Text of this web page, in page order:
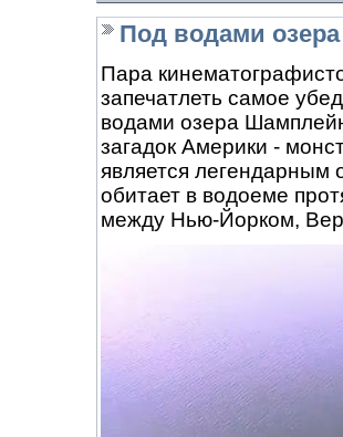
Под водами
Пара
запечатлеть самое
водами озера
загадок Америки -
является легендарным
обитает в водоеме
между Нью-Йорком,